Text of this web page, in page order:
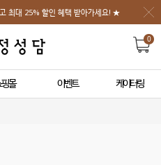
대 25% 할인 혜택 받아가세요! ★
0
몰 이벤트 케이터링